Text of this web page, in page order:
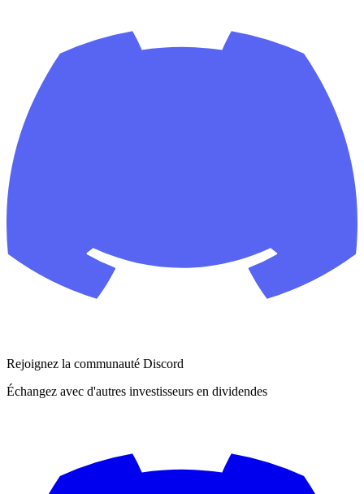
Rejoignez la communauté Discord
Échangez avec d'autres investisseurs en dividendes